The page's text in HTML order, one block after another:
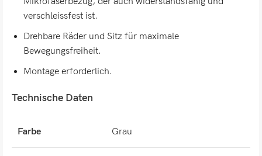
verschleissfest ist.
Drehbare Räder und Sitz für maximale
Bewegungsfreiheit.
Montage erforderlich.
Technische Daten
Farbe Grau